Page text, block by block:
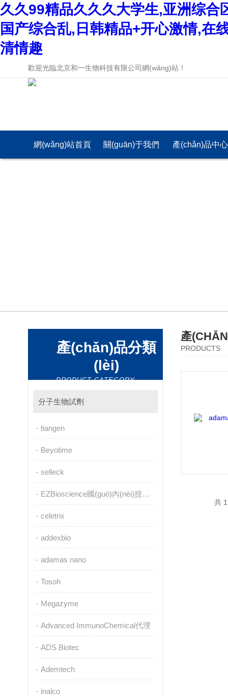
久久99精品久久久大学生,亚洲综
国产综合乱,日韩精品+开心激情,在
清情趣
歡迎光臨北京和一生物科技有限公司網(wǎng)站！
網(wǎng)站首頁 關(guān)于我們 產(chǎn)品中心
產(chǎn)品分類
(lèi)
PRODUCT CATEGORY
分子生物試劑
tiangen
Beyotime
selleck
EZBioscience國(guó)內(nèi)授權(quán)代理
celetrix
addexbio
adamas nano
Tosoh
Megazyme
Advanced ImmunoChemical代理
ADS Biotec
Ademtech
inalco
產
PRODUCTS
共